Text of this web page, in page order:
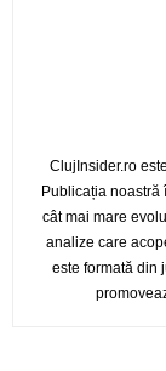
ClujInsider.ro
Publicația noastră
cât mai mare
analize care
este formată din